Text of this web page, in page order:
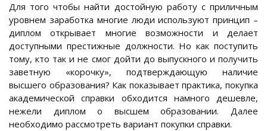
Для того чтобы найти достойную работу с приличным
уровнем заработка многие люди используют принцип –
диплом открывает многие возможности и делает
доступными престижные должности. Но как поступить
тому, кто так и не смог дойти до выпускного и получить
заветную «корочку», подтверждающую наличие
высшего образования? Как показывает практика, покупка
академической справки обходится намного дешевле,
нежели диплом о высшем образовании. Далее
необходимо рассмотреть вариант покупки справки.